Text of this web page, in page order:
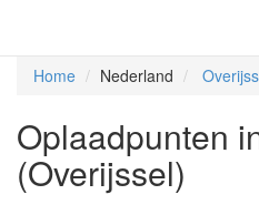
Home Nederland
Oplaadpunten
(Overijssel)